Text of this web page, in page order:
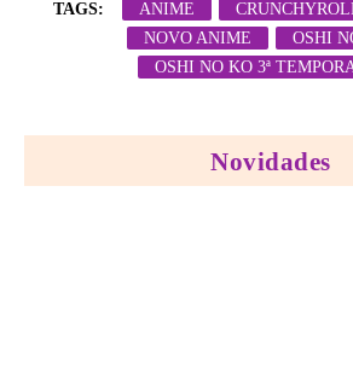
TAGS: ANIME
NOVO ANIME
OSHI
OSHI NO KO 3ª
Novidades